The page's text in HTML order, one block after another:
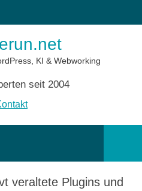
KI & Webworking
seit 2004
veraltete Plugins und